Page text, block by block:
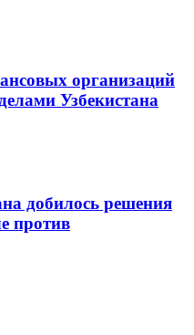
организаций
Узбекистана
добилось решения
против